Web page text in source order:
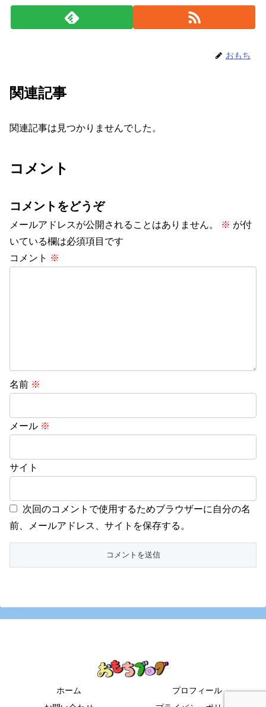
おもち
関連記事
関連記事は見つかりませんでした。
コメント
コメントをどうぞ
メールアドレスが公開されることはありません。 ※ が付
いている欄は必須項目です
コメント ※
名前 ※
メール ※
サイト
次回のコメントで使用するためブラウザーに自分の名
前、メールアドレス、サイトを保存する。
ホーム
プロフィール